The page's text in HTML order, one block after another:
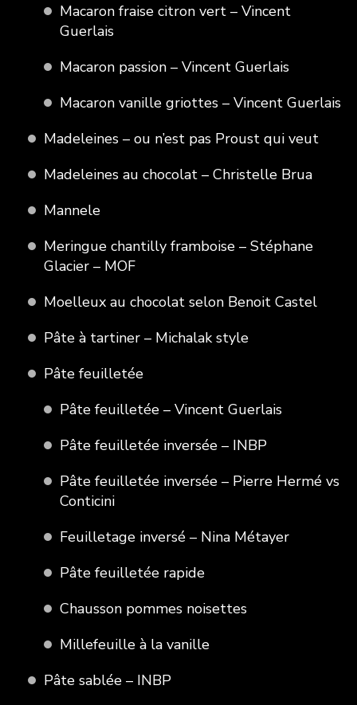
Macaron fraise citron vert – Vincent
Guerlais
Macaron passion – Vincent Guerlais
Macaron vanille griottes – Vincent Guerlais
Madeleines – ou n’est pas Proust qui veut
Madeleines au chocolat – Christelle Brua
Mannele
Meringue chantilly framboise – Stéphane
Glacier – MOF
Moelleux au chocolat selon Benoit Castel
Pâte à tartiner – Michalak style
Pâte feuilletée
Pâte feuilletée – Vincent Guerlais
Pâte feuilletée inversée – INBP
Pâte feuilletée inversée – Pierre Hermé vs
Conticini
Feuilletage inversé – Nina Métayer
Pâte feuilletée rapide
Chausson pommes noisettes
Millefeuille à la vanille
Pâte sablée – INBP